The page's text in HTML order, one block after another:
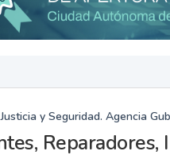
y Seguridad. Agencia